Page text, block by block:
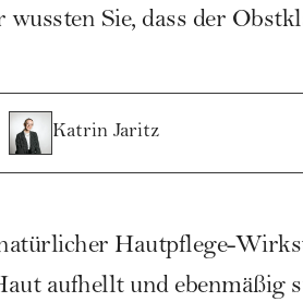
wussten Sie, dass der
Katrin Jaritz
Hautpflege-
aufhellt und ebenmäßig